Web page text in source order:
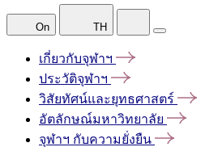
On TH
เกี่ยวกับจุฬาฯ
ประวัติจุฬาฯ
วิสัยทัศน์และยุทธศาสตร์
อัตลักษณ์มหาวิทยาลัย
จุฬาฯ กับความยั่งยืน